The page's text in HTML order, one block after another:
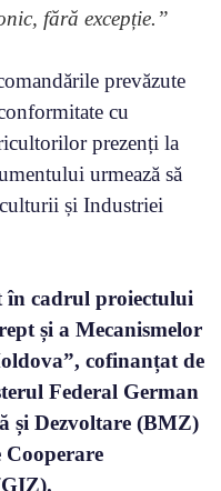
fără excepție.”
prevăzute
cu
prezenți la
urmează să
și Industriei
în cadrul proiectului
și a Mecanismelor
cofinanțat de
Federal German
și Dezvoltare (BMZ)
Cooperare